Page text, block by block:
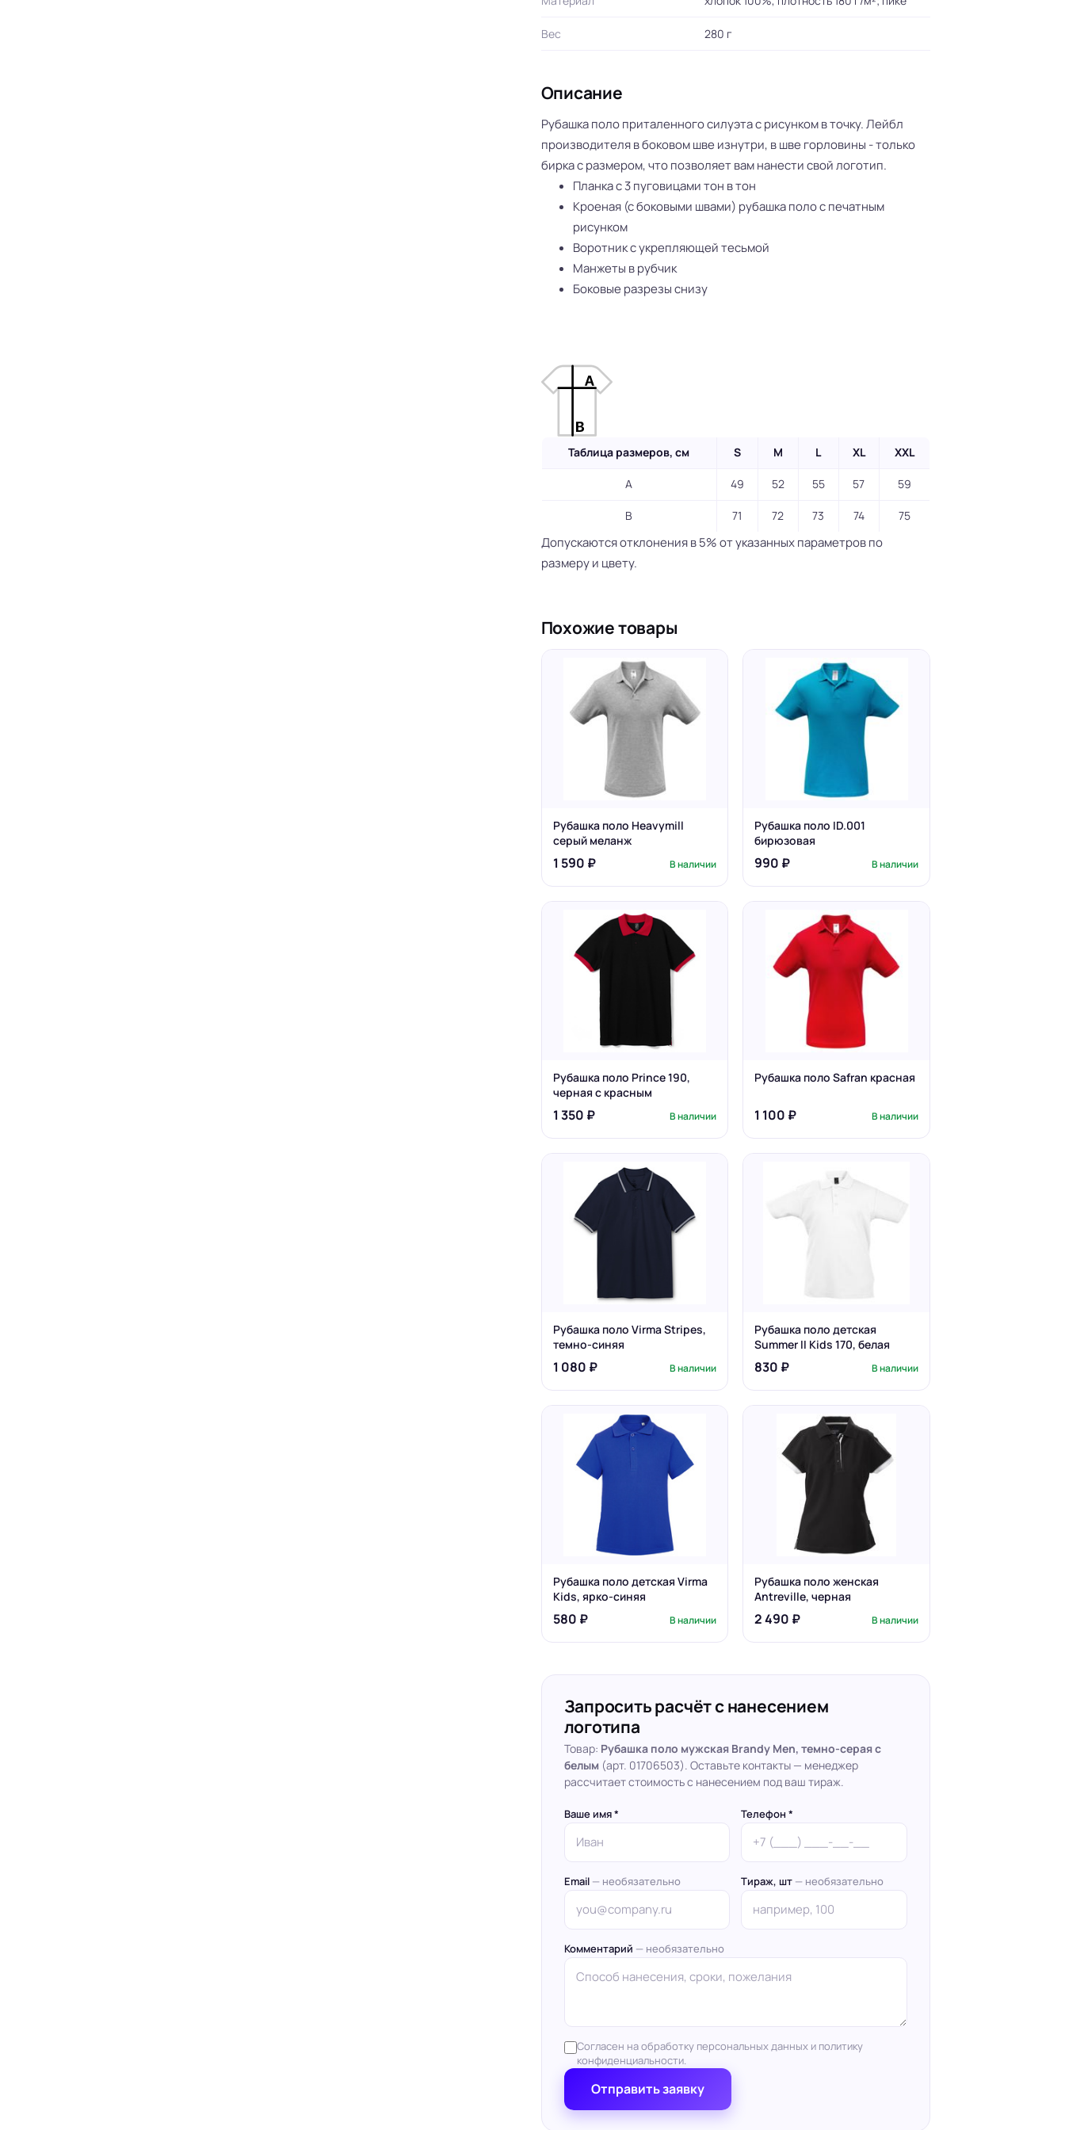
Вес 280 г
Описание
Рубашка поло приталенного силуэта с рисунком в точку. Лейбл
производителя в боковом шве изнутри, в шве горловины - только
бирка с размером, что позволяет вам нанести свой логотип.
Планка с 3 пуговицами тон в тон
Кроеная (с боковыми швами) рубашка поло с печатным
рисунком
Воротник с укрепляющей тесьмой
Манжеты в рубчик
Боковые разрезы снизу
Таблица размеров, см S M L XL XXL
A 49 52 55 57 59
B 71 72 73 74 75
Допускаются отклонения в 5% от указанных параметров по
размеру и цвету.
Похожие товары
Рубашка поло Heavymill
серый меланж
1 590 ₽ В наличии
Рубашка поло ID.001
бирюзовая
990 ₽ В наличии
Рубашка поло Prince 190,
черная с красным
1 350 ₽ В наличии
Рубашка поло Safran красная
1 100 ₽ В наличии
Рубашка поло Virma Stripes,
темно-синяя
1 080 ₽ В наличии
Рубашка поло детская
Summer II Kids 170, белая
830 ₽ В наличии
Рубашка поло детская Virma
Kids, ярко-синяя
580 ₽ В наличии
Рубашка поло женская
Antreville, черная
2 490 ₽ В наличии
Запросить расчёт с нанесением
логотипа
Товар: Рубашка поло мужская Brandy Men, темно-серая с
белым (арт. 01706503). Оставьте контакты — менеджер
рассчитает стоимость с нанесением под ваш тираж.
Ваше имя * Телефон *
Email — необязательно Тираж, шт — необязательно
Комментарий — необязательно
Согласен на обработку персональных данных и политику
конфиденциальности.
Отправить заявку